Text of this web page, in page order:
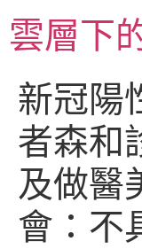
至雲層下
新冠陽
者森和
及做醫
會：不